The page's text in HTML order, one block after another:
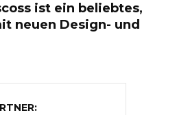
ist ein beliebtes,
neuen Design- und